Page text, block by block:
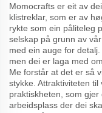
Momocrafts er eit av
klistreklar, som er av
rykte som ein påliteleg
selskap på grunn av
med ein auge for
men dei er laga med
Me forstår at det er så
stykke. Attraktiviteten
praktiskheten, som
arbeidsplass der dei